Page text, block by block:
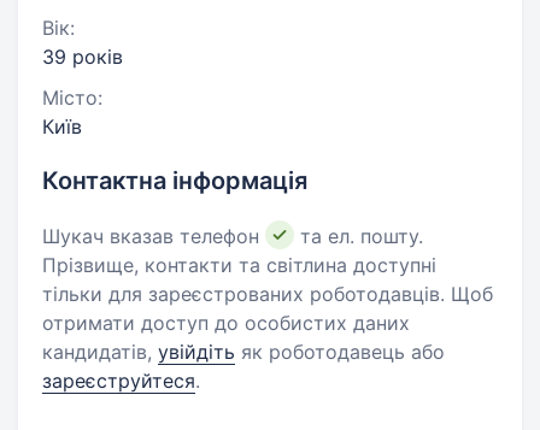
Вік:
39 років
Місто:
Київ
Контактна інформація
Шукач вказав телефон
та ел. пошту.
Прізвище, контакти та світлина доступні
тільки для зареєстрованих роботодавців. Щоб
отримати доступ до особистих даних
кандидатів, увійдіть як роботодавець або
зареєструйтеся.